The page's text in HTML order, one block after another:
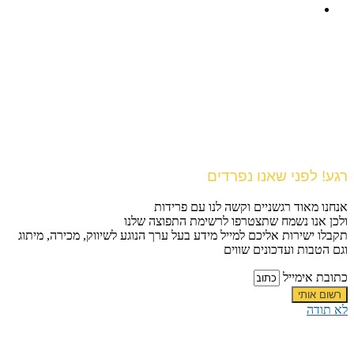
רגע! לפני שאנו נפרדים
אנחנו מאוד רגשניים וקשה לנו עם פרידות
ולכן אנו נשמח שתצטרפו לרשימת התפוצה שלנו
תקבלו ישירות אליכם למייל מידע בעל ערך הנוגע לשיווק, מכירה, מיתוג
וגם הטבות ועדכונים שווים
כתובת אימייל
רשום אותי
לא תודה